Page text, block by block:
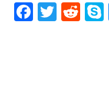
Facebook